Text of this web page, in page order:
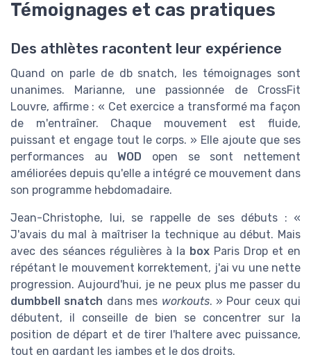
Des athlètes racontent leur expérience
unanimes. Marianne, une passionnée de CrossFit
Louvre, affirme : « Cet exercice a transformé ma façon
de m'entraîner. Chaque mouvement est fluide,
puissant et engage tout le corps. » Elle ajoute que ses
performances auWOD
open se sont nettement
améliorées depuis qu'elle a intégré ce mouvement dans
son programme hebdomadaire.
Jean-Christophe, lui, se rappelle de ses débuts : «
J'avais du mal à maîtriser la technique au début. Mais
avec des séances régulières à la
box
Paris Drop et en
répétant le mouvement korrektement, j'ai vu une nette
progression. Aujourd'hui, je ne peux plus me passer du
dumbbell snatch
dans mes workouts
. » Pour ceux qui
débutent, il conseille de bien se concentrer sur la
position de départ et de tirer l'haltere avec puissance,
tout en gardant les jambes et le dos droits.
Un entraînement aux multiples bénéfices